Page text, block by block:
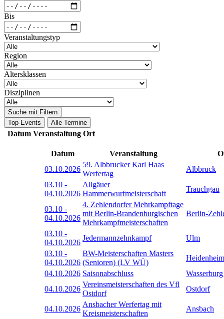
Bis
Veranstaltungstyp
Region
Altersklassen
Disziplinen
Suche mit Filtern
Top-Events
Alle Termine
Datum Veranstaltung Ort
Datum Veranstaltung
03.10.2026
59. Albbrucker Karl Haas
Werfertag
Albbruck
03.10 -
04.10.2026
Allgäuer
Hammerwurfmeisterschaft
Trauchgau
03.10 -
04.10.2026
4. Zehlendorfer Mehrkampftage
mit Berlin-Brandenburgischen
Mehrkampfmeisterschaften
Berlin-
03.10 -
04.10.2026
Jedermannzehnkampf
Ulm
03.10 -
04.10.2026
BW-Meisterschaften Masters
(Senioren) (LV WÜ)
Heidenheim
04.10.2026 Saisonabschluss
04.10.2026
Vereinsmeisterschaften des Vfl
Ostdorf
Ostdorf
04.10.2026
Ansbacher Werfertag mit
Kreismeisterschaften
Ansbach